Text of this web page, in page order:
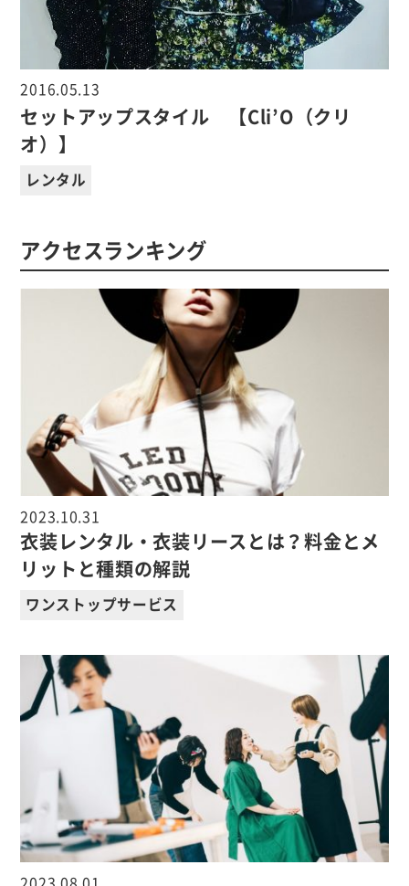
2016.05.13
セットアップスタイル 【Cli’O（クリ
オ）】
レンタル
アクセスランキング
2023.10.31
衣装レンタル・衣装リースとは？料金とメ
リットと種類の解説
ワンストップサービス